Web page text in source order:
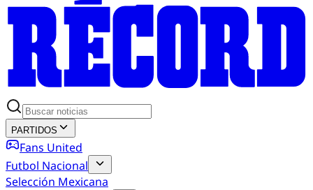
PARTIDOS
Fans United
Futbol Nacional
Selección Mexicana